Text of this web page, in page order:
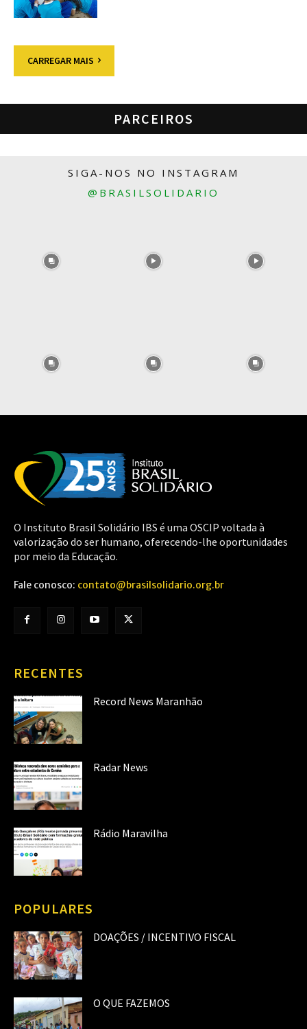
CARREGAR MAIS
PARCEIROS
SIGA-NOS NO INSTAGRAM
@BRASILSOLIDARIO
O Instituto Brasil Solidário IBS é uma OSCIP voltada à
valorização do ser humano, oferecendo-lhe oportunidades
por meio da Educação.
Fale conosco: contato@brasilsolidario.org.br
RECENTES
Record News Maranhão
Radar News
Rádio Maravilha
POPULARES
DOAÇÕES / INCENTIVO FISCAL
O QUE FAZEMOS